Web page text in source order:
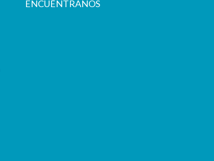
ENCUÉNTRANOS